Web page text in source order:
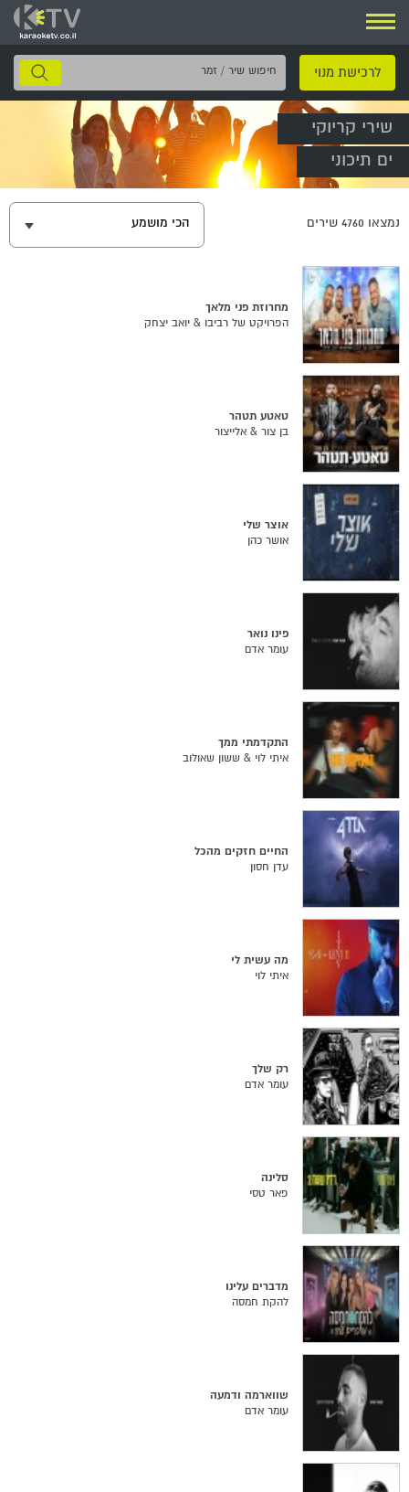
ניווט
לרכישת מנוי
חיפוש
שיר
שירי קריוקי
ים תיכוני
נמצאו 4760 שירים הכי מושמע
מחרוזת פני מלאך
הפרויקט של רביבו & יואב יצחק
טאטע תטהר
בן צור & אלייצור
אוצר שלי
אושר כהן
פינו נואר
עומר אדם
התקדמתי ממך
איתי לוי & ששון שאולוב
החיים חזקים מהכל
עדן חסון
מה עשית לי
איתי לוי
רק שלך
עומר אדם
סלינה
פאר טסי
מדברים עלינו
להקת חמסה
שווארמה ודמעה
עומר אדם